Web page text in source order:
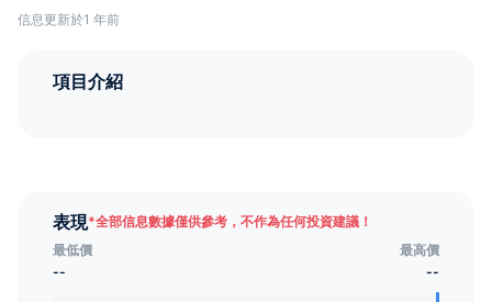
信息更新於1 年前
項目介紹
表現*全部信息數據僅供參考，不作為任何投資建議！
最低價
最高價
--
--